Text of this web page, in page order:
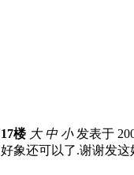
17楼 大 中 小发表于
好象还可以了.谢谢发这